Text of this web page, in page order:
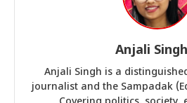
Anjali Singh
Anjali Singh is a
journalist and the Sampadak